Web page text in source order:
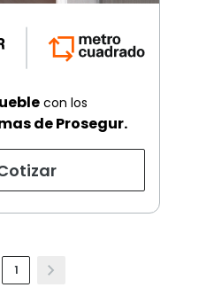
con los
de Prosegur.
1